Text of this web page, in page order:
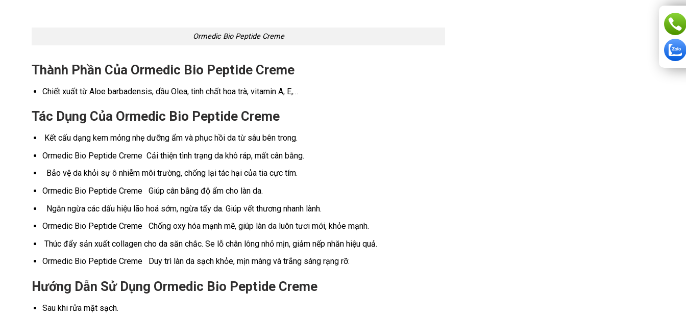
Ormedic Bio Peptide Creme
Thành Phần Của Ormedic Bio Peptide Creme
Chiết xuất từ Aloe barbadensis, dầu Olea, tinh chất hoa trà, vitamin A, E,…
Tác Dụng Của Ormedic Bio Peptide Creme
Kết cấu dạng kem mỏng nhẹ dưỡng ẩm và phục hồi da từ sâu bên trong.
Ormedic Bio Peptide Creme Cải thiện tình trạng da khô ráp, mất cân bằng.
Bảo vệ da khỏi sự ô nhiễm môi trường, chống lại tác hại của tia cực tím.
Ormedic Bio Peptide Creme Giúp cân bằng độ ẩm cho làn da.
Ngăn ngừa các dấu hiệu lão hoá sớm, ngừa tấy da. Giúp vết thương nhanh lành.
Ormedic Bio Peptide Creme Chống oxy hóa mạnh mẽ, giúp làn da luôn tươi mới, khỏe mạnh.
Thúc đẩy sản xuất collagen cho da săn chắc. Se lỗ chân lông nhỏ mịn, giảm nếp nhăn hiệu quả.
Ormedic Bio Peptide Creme Duy trì làn da sạch khỏe, mịn màng và trắng sáng rạng rỡ.
Hướng Dẫn Sử Dụng Ormedic Bio Peptide Creme
Sau khi rửa mặt sạch.